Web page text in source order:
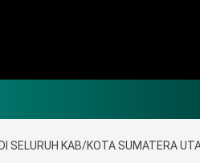
SELURUH KAB/KOTA SUMATERA